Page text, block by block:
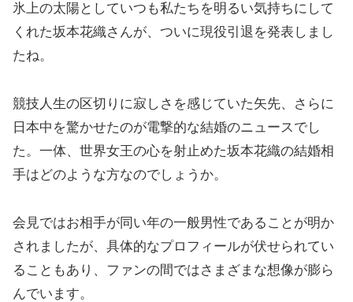
氷上の太陽としていつも私たちを明るい気持ちにして
くれた坂本花織さんが、ついに現役引退を発表しまし
たね。
競技人生の区切りに寂しさを感じていた矢先、さらに
日本中を驚かせたのが電撃的な結婚のニュースでし
た。一体、世界女王の心を射止めた坂本花織の結婚相
手はどのような方なのでしょうか。
会見ではお相手が同い年の一般男性であることが明か
されましたが、具体的なプロフィールが伏せられてい
ることもあり、ファンの間ではさまざまな想像が膨ら
んでいます。